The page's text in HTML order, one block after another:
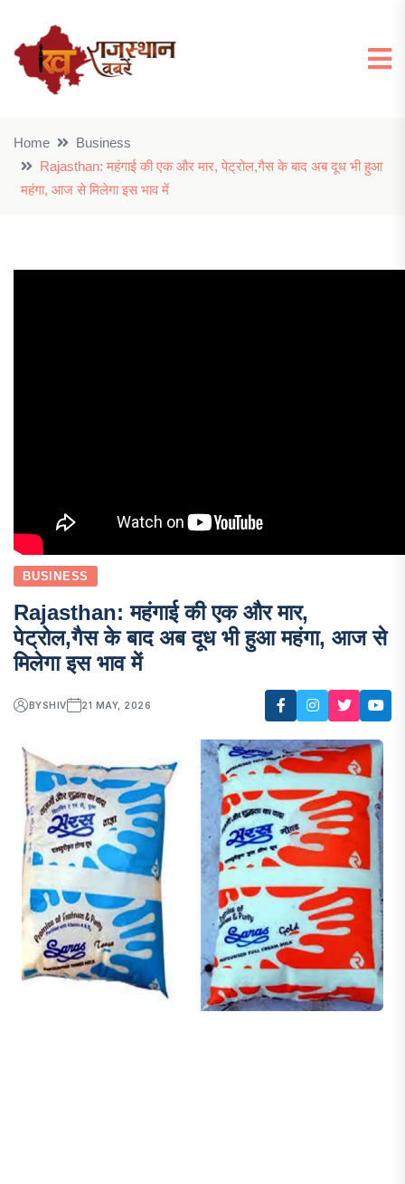
Home
Business
Rajasthan: महंगाई की एक और मार, पेट्रोल,गैस के बाद अब दूध भी हुआ
महंगा, आज से मिलेगा इस भाव में
BUSINESS
Rajasthan: महंगाई की एक और मार,
पेट्रोल,गैस के बाद अब दूध भी हुआ महंगा, आज से
मिलेगा इस भाव में
BYSHIV 21 MAY, 2026